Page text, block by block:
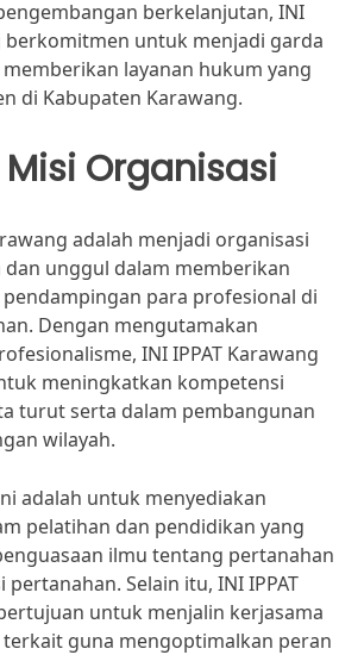
berkelanjutan, INI
berkomitmen untuk menjadi garda
layanan hukum yang
di Kabupaten Karawang.
Organisasi
adalah menjadi organisasi
unggul dalam memberikan
para profesional di
Dengan mengutamakan
INI IPPAT Karawang
meningkatkan kompetensi
turut serta dalam pembangunan
wilayah.
adalah untuk menyediakan
pelatihan dan pendidikan yang
ilmu tentang pertanahan
Selain itu, INI IPPAT
untuk menjalin kerjasama
guna mengoptimalkan peran